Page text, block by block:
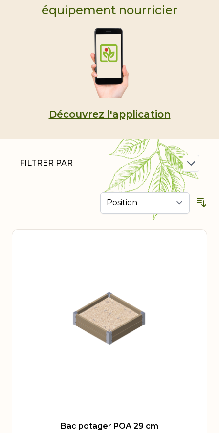
équipement nourricier
Découvrez l'application
FILTRER PAR
Bac potager POA 29 cm